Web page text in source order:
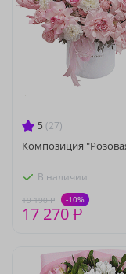
5 (27)
Композиция
В наличии
19 190 ₽ -10%
17 270 ₽